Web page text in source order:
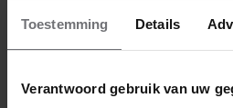
Toestemming Details
Verantwoord gebruik van uw